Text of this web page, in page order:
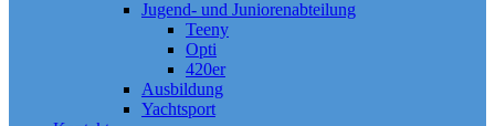
Jugend- und Juniorenabteilung
Teeny
Opti
420er
Ausbildung
Yachtsport